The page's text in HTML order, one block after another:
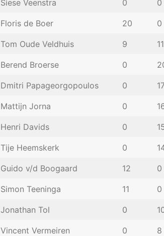
Siese Veenstra 0 0
Floris de Boer 20 0
Tom Oude Veldhuis 9 11
Berend Broerse 0
Dmitri Papageorgopoulos 0
Mattijn Jorna 0
Henri Davids 0
Tije Heemskerk 0
Guido v/d Boogaard 12 0
Simon Teeninga 11 0
Jonathan Tol 0
Vincent Vermeiren 0 8